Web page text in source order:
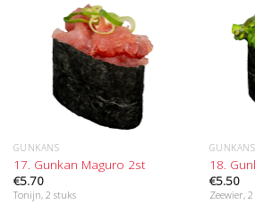
GUNKANS
17. Gunkan Maguro 2st
€5.70
Tonijn, 2 stuks
GUNKANS
18.
€5.50
Zeewier,